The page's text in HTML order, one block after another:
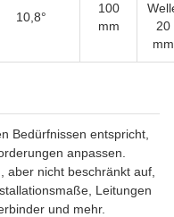
10,8°
100
mm
20
mm
Bedürfnissen entspricht,
anpassen.
aber nicht beschränkt auf,
Leitungen
und mehr.